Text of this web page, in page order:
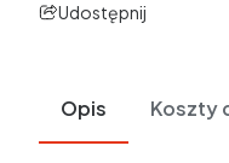
Udostępnij
Opis Koszty